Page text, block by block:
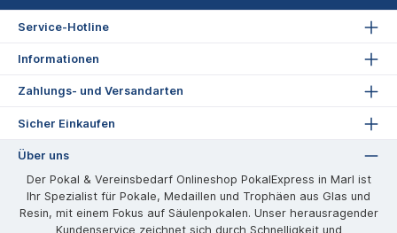
Service-Hotline
Informationen
Zahlungs- und Versandarten
Sicher Einkaufen
Über uns
Der Pokal & Vereinsbedarf Onlineshop PokalExpress in Marl ist
Ihr Spezialist für Pokale, Medaillen und Trophäen aus Glas und
Resin, mit einem Fokus auf Säulenpokalen. Unser herausragender
Kundenservice zeichnet sich durch Schnelligkeit und